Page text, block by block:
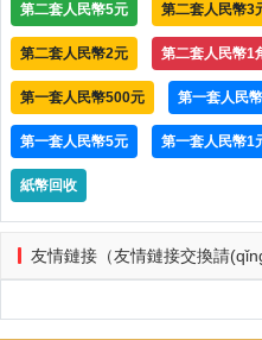
第二套人民幣5元 第二套人民幣3
第二套人民幣2元 第二套人民幣1
第一套人民幣500元 第一套人民
第一套人民幣5元 第一套人民幣1
紙幣回收
友情鏈接（友情鏈接交換請